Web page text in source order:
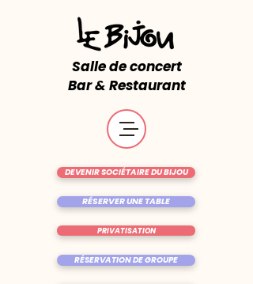
Salle de concert
Bar & Restaurant
RÉSERVER UNE TABLE
DEVENIR SOCIÉTAIRE DU BIJOU
RÉSERVATION DE GROUPE
PRIVATISATION